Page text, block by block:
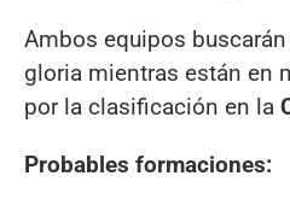
Ambos equipos
gloria mientras están en
por la clasificación en la
Probables formaciones: